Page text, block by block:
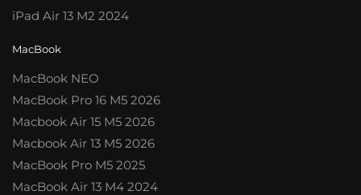
iPad Air 13 M2 2024
MacBook
MacBook NEO
MacBook Pro 16 M5 2026
Macbook Air 15 M5 2026
Macbook Air 13 M5 2026
MacBook Pro M5 2025
MacBook Air 13 M4 2024